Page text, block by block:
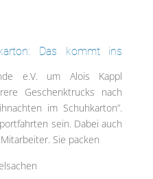
Das kommt ins
e.V. um Alois Kappl
Geschenktrucks nach
im Schuhkarton”.
sein. Dabei auch
Sie packen